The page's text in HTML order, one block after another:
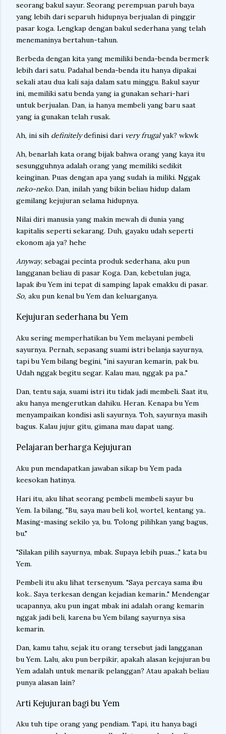
seorang bakul sayur. Seorang perempuan paruh baya
yang lebih dari separuh hidupnya berjualan di pinggir
pasar koga. Lengkap dengan bakul sederhana yang telah
menemaninya bertahun-tahun.
Berbeda dengan kita yang memiliki benda-benda bermerk
lebih dari satu. Padahal benda-benda itu hanya dipakai
sekali atau dua kali saja dalam satu minggu. Bakul sayur
ini, memiliki satu benda yang ia gunakan sehari-hari
untuk berjualan. Dan, ia hanya membeli yang baru saat
yang ia gunakan telah rusak.
Ah, ini sih definitelydefinisi dari very frugalyak? wkwk
Ah, benarlah kata orang bijak bahwa orang yang kaya itu
sesungguhnya adalah orang yang memiliki sedikit
keinginan. Puas dengan apa yang sudah ia miliki. Nggak
neko-neko. Dan, inilah yang bikin beliau hidup dalam
gemilang kejujuran selama hidupnya.
Nilai diri manusia yang makin mewah di dunia yang
kapitalis seperti sekarang. Duh, gayaku udah seperti
ekonom aja ya? hehe
Anyway, sebagai pecinta produk sederhana, aku pun
langganan beliau di pasar Koga. Dan, kebetulan juga,
lapak ibu Yem ini tepat di samping lapak emakku di pasar.
So, aku pun kenal bu Yem dan keluarganya.
Kejujuran sederhana bu Yem
Aku sering memperhatikan bu Yem melayani pembeli
sayurnya. Pernah, sepasang suami istri belanja sayurnya,
tapi bu Yem bilang begini, "ini sayuran kemarin, pak bu.
Udah nggak begitu segar. Kalau mau, nggak pa pa.."
Dan, tentu saja, suami istri itu tidak jadi membeli. Saat itu,
aku hanya mengerutkan dahiku. Heran. Kenapa bu Yem
menyampaikan kondisi asli sayurnya. Toh, sayurnya masih
bagus. Kalau jujur gitu, gimana mau dapat uang.
Pelajaran berharga Kejujuran
Aku pun mendapatkan jawaban sikap bu Yem pada
keesokan hatinya.
Hari itu, aku lihat seorang pembeli membeli sayur bu
Yem. Ia bilang, "Bu, saya mau beli kol, wortel, kentang ya..
Masing-masing sekilo ya, bu. Tolong pilihkan yang bagus,
bu."
"Silakan pilih sayurnya, mbak. Supaya lebih puas..," kata bu
Yem.
Pembeli itu aku lihat tersenyum. "Saya percaya sama ibu
kok.. Saya terkesan dengan kejadian kemarin.." Mendengar
ucapannya, aku pun ingat mbak ini adalah orang kemarin
nggak jadi beli, karena bu Yem bilang sayurnya sisa
kemarin.
Dan, kamu tahu, sejak itu orang tersebut jadi langganan
bu Yem. Lalu, aku pun berpikir, apakah alasan kejujuran bu
Yem adalah untuk menarik pelanggan? Atau apakah beliau
punya alasan lain?
Arti Kejujuran bagi bu Yem
Aku tuh tipe orang yang pendiam. Tapi, itu hanya bagi